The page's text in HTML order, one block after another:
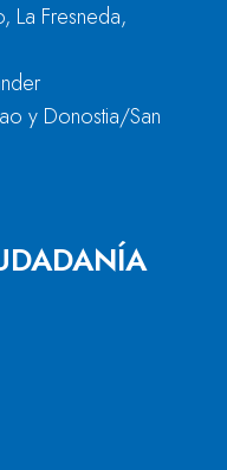
La Fresneda,
y Donostia/San